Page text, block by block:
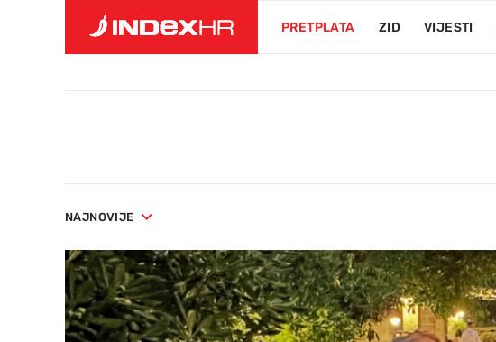
PRETPLATA ZID VIJESTI
NAJNOVIJE